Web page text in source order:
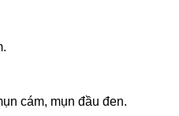
cám, mụn đầu đen.